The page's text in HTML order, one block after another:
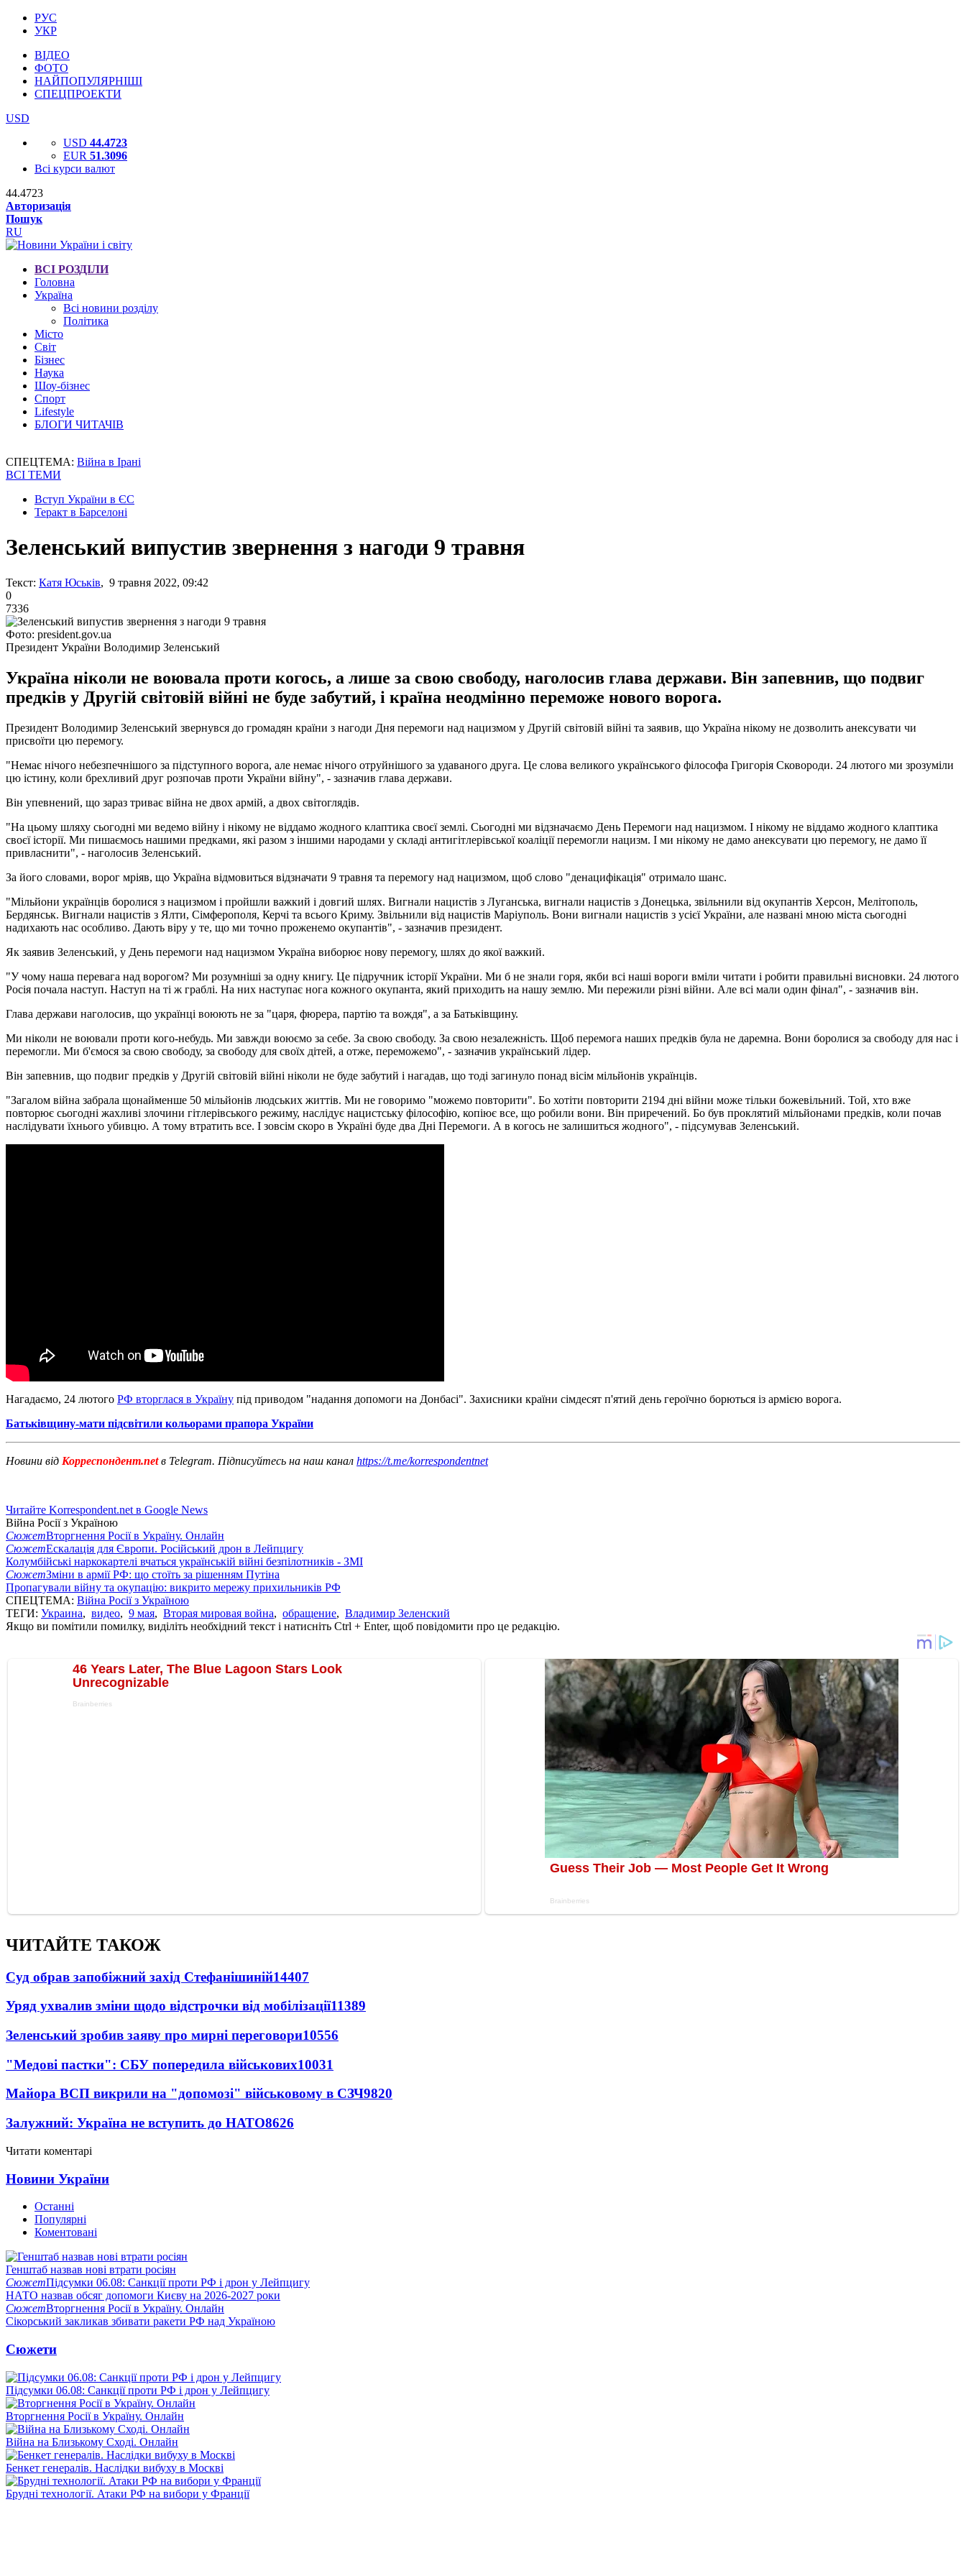
РУС
УКР
ВІДЕО
ФОТО
НАЙПОПУЛЯРНІШІ
СПЕЦПРОЕКТИ
USD
USD 44.4723
EUR 51.3096
Всі курси валют
44.4723
Авторизація
Пошук
RU
ВСІ РОЗДІЛИ
Головна
Україна
Всі новини розділу
Політика
Місто
Світ
Бізнес
Наука
Шоу-бізнес
Спорт
Lifestyle
БЛОГИ ЧИТАЧІВ
СПЕЦТЕМА: Війна в Ірані
ВСІ ТЕМИ
Вступ України в ЄС
Теракт в Барселоні
Зеленський випустив звернення з нагоди 9 травня
Текст: Катя Юськів, 9 травня 2022, 09:42
0
7336
Фото: president.gov.ua
Президент України Володимир Зеленський
Україна ніколи не воювала проти когось, а лише за свою свободу, наголосив глава держави. Він запевнив, що подвиг
предків у Другій світовій війні не буде забутий, і країна неодмінно переможе нового ворога.
Президент Володимир Зеленський звернувся до громадян країни з нагоди Дня перемоги над нацизмом у Другій світовій війні та заявив, що Україна нікому не дозволить анексувати чи
присвоїти цю перемогу.
"Немає нічого небезпечнішого за підступного ворога, але немає нічого отруйнішого за удаваного друга. Це слова великого українського філософа Григорія Сковороди. 24 лютого ми зрозуміли
цю істину, коли брехливий друг розпочав проти України війну", - зазначив глава держави.
Він упевнений, що зараз триває війна не двох армій, а двох світоглядів.
"На цьому шляху сьогодні ми ведемо війну і нікому не віддамо жодного клаптика своєї землі. Сьогодні ми відзначаємо День Перемоги над нацизмом. І нікому не віддамо жодного клаптика
своєї історії. Ми пишаємось нашими предками, які разом з іншими народами у складі антигітлерівської коаліції перемогли нацизм. І ми нікому не дамо анексувати цю перемогу, не дамо її
привласнити", - наголосив Зеленський.
За його словами, ворог мріяв, що Україна відмовиться відзначати 9 травня та перемогу над нацизмом, щоб слово "денацифікація" отримало шанс.
"Мільйони українців боролися з нацизмом і пройшли важкий і довгий шлях. Вигнали нацистів з Луганська, вигнали нацистів з Донецька, звільнили від окупантів Херсон, Мелітополь,
Бердянськ. Вигнали нацистів з Ялти, Сімферополя, Керчі та всього Криму. Звільнили від нацистів Маріуполь. Вони вигнали нацистів з усієї України, але названі мною міста сьогодні
надихають нас особливо. Дають віру у те, що ми точно проженемо окупантів", - зазначив президент.
Як заявив Зеленський, у День перемоги над нацизмом Україна виборює нову перемогу, шлях до якої важкий.
"У чому наша перевага над ворогом? Ми розумніші за одну книгу. Це підручник історії України. Ми б не знали горя, якби всі наші вороги вміли читати і робити правильні висновки. 24 лютого
Росія почала наступ. Наступ на ті ж граблі. На них наступає нога кожного окупанта, який приходить на нашу землю. Ми пережили різні війни. Але всі мали один фінал", - зазначив він.
Глава держави наголосив, що українці воюють не за "царя, фюрера, партію та вождя", а за Батьківщину.
Ми ніколи не воювали проти кого-небудь. Ми завжди воюємо за себе. За свою свободу. За свою незалежність. Щоб перемога наших предків була не даремна. Вони боролися за свободу для нас і
перемогли. Ми б'ємося за свою свободу, за свободу для своїх дітей, а отже, переможемо", - зазначив український лідер.
Він запевнив, що подвиг предків у Другій світовій війні ніколи не буде забутий і нагадав, що тоді загинуло понад вісім мільйонів українців.
"Загалом війна забрала щонайменше 50 мільйонів людських життів. Ми не говоримо "можемо повторити". Бо хотіти повторити 2194 дні війни може тільки божевільний. Той, хто вже
повторює сьогодні жахливі злочини гітлерівського режиму, наслідує нацистську філософію, копіює все, що робили вони. Він приречений. Бо був проклятий мільйонами предків, коли почав
наслідувати їхнього убивцю. А тому втратить все. І зовсім скоро в Україні буде два Дні Перемоги. А в когось не залишиться жодного", - підсумував Зеленський.
Нагадаємо, 24 лютого РФ вторглася в Україну під приводом "надання допомоги на Донбасі". Захисники країни сімдесят п'ятий день героїчно борються із армією ворога.
Батьківщину-мати підсвітили кольорами прапора України
Новини від Корреспондент.netв Telegram. Підписуйтесь на наш канал https://t.me/korrespondentnet
Читайте Korrespondent.net в Google News
Війна Росії з Україною
СюжетВторгнення Росії в Україну. Онлайн
СюжетЕскалація для Європи. Російський дрон в Лейпцигу
Колумбійські наркокартелі вчаться українській війні безпілотників - ЗМІ
СюжетЗміни в армії РФ: що стоїть за рішенням Путіна
Пропагували війну та окупацію: викрито мережу прихильників РФ
СПЕЦТЕМА: Війна Росії з Україною
ТЕГИ: Украина, видео, 9 мая, Вторая мировая война, обращение, Владимир Зеленский
Якщо ви помітили помилку, виділіть необхідний текст і натисніть Ctrl + Enter, щоб повідомити про це редакцію.
ЧИТАЙТЕ ТАКОЖ
Суд обрав запобіжний захід Стефанішиній14407
Уряд ухвалив зміни щодо відстрочки від мобілізації11389
Зеленський зробив заяву про мирні переговори10556
"Медові пастки": СБУ попередила військових10031
Майора ВСП викрили на "допомозі" військовому в СЗЧ9820
Залужний: Україна не вступить до НАТО8626
Читати коментарі
Новини України
Останні
Популярні
Коментовані
Генштаб назвав нові втрати росіян
СюжетПідсумки 06.08: Санкції проти РФ і дрон у Лейпцигу
НАТО назвав обсяг допомоги Києву на 2026-2027 роки
СюжетВторгнення Росії в Україну. Онлайн
Сікорський закликав збивати ракети РФ над Україною
Сюжети
Підсумки 06.08: Санкції проти РФ і дрон у Лейпцигу
Вторгнення Росії в Україну. Онлайн
Війна на Близькому Сході. Онлайн
Бенкет генералів. Наслідки вибуху в Москві
Брудні технології. Атаки РФ на вибори у Франції